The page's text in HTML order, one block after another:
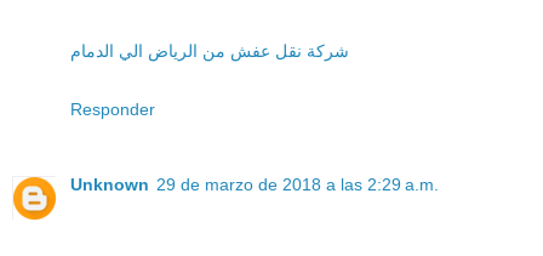
شركة نقل عفش من الرياض الي الدمام
Responder
Unknown 29 de marzo de 2018 a las 2:29 a.m.